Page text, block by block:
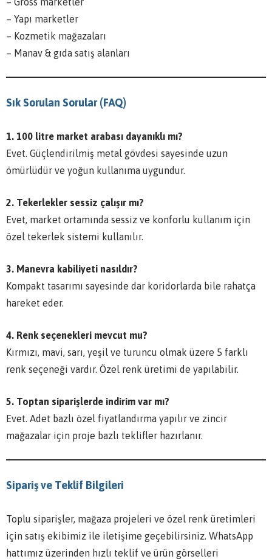
– Yapı marketler
– Kozmetik mağazaları
– Manav & gıda satış alanları
Sık Sorulan Sorular (FAQ)
1. 100 litre market arabası dayanıklı mı?
Evet. Güçlendirilmiş metal gövdesi sayesinde uzun
ömürlüdür ve yoğun kullanıma uygundur.
2. Tekerlekler sessiz çalışır mı?
Evet, market ortamında sessiz ve konforlu kullanım için
özel tekerlek sistemi kullanılır.
3. Manevra kabiliyeti nasıldır?
Kompakt tasarımı sayesinde dar koridorlarda bile rahatça
hareket eder.
4. Renk seçenekleri mevcut mu?
Kırmızı, mavi, sarı, yeşil ve turuncu olmak üzere 5 farklı
renk seçeneği vardır. Özel renk üretimi de yapılabilir.
5. Toptan siparişlerde indirim var mı?
Evet. Adet bazlı özel fiyatlandırma yapılır ve zincir
mağazalar için proje bazlı teklifler hazırlanır.
Sipariş ve Teklif Bilgileri
Toplu siparişler, mağaza projeleri ve özel renk üretimleri
için satış ekibimiz ile iletişime geçebilirsiniz. WhatsApp
hattımız üzerinden hızlı teklif ve ürün görselleri